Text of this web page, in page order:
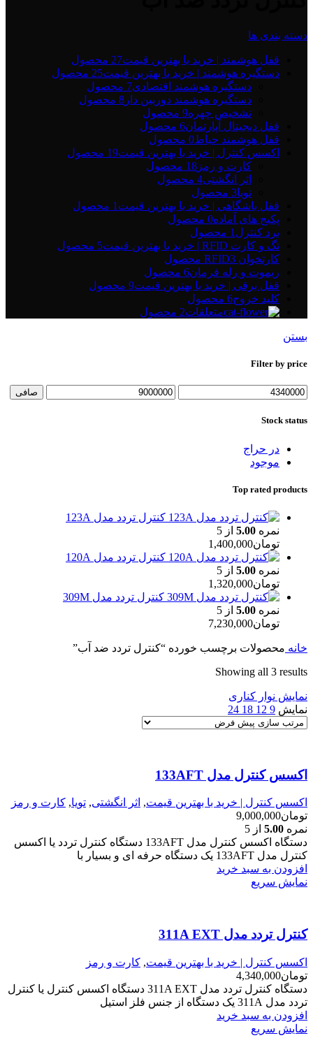
دسته بندی ها
قفل هوشمند | خرید با بهترین قیمت27 محصول
دستگیره هوشمند | خرید با بهترین قیمت25 محصول
دستگیره هوشمند اقتصادی7 محصول
دستگیره هوشمند دوربین دار 8 محصول
تشخیص چهره9 محصول
قفل دیجیتال آپارتمان6 محصول
قفل هوشمند حیاط0 محصول
اکسس کنترل | خرید با بهترین قیمت19 محصول
کارت و رمز 18 محصول
اثر انگشتی4 محصول
تویا3 محصول
قفل باشگاهی | خرید با بهترین قیمت 1 محصول
پکیج های آماده0 محصول
برد کنترل 1 محصول
تگ و کارت RFID | خرید با بهترین قیمت
5 محصول
کارتخوان RFID 3 محصول
ریموت و رله فرمان6 محصول
قفل برقی | خرید با بهترین قیمت9 محصول
کلید خروج6 محصول
متعلقات2 محصول
بستن
Filter by price
حداقل
حداكثر
صافی
Stock status
در حراج
موجود
Top rated products
کنترل تردد مدل 123A
نمره 5.00 از 5
تومان1,400,000
کنترل تردد مدل 120A
نمره 5.00 از 5
تومان1,320,000
کنترل تردد مدل 309M
نمره 5.00 از 5
تومان7,230,000
خانه محصولات برچسب خورده “کنترل تردد ضد آب”
Showing all 3 results
نمایش نوار کناری
نمایش 9
12
18
24
اکسس کنترل مدل 133AFT
اکسس کنترل | خرید با بهترین قیمت, اثر انگشتی, تویا, کارت و رمز
تومان9,000,000
نمره 5.00 از 5
دستگاه اکسس کنترل مدل 133AFT دستگاه کنترل تردد یا اکسس
کنترل مدل 133AFT یک دستگاه حرفه ای و بسیار با
افزودن به سبد خرید
نمایش سریع
کنترل تردد مدل 311A EXT
اکسس کنترل | خرید با بهترین قیمت, کارت و رمز
تومان4,340,000
دستگاه کنترل تردد مدل 311A EXT دستگاه اکسس کنترل یا کنترل
تردد مدل 311A یک دستگاه از جنس فلز استیل
افزودن به سبد خرید
نمایش سریع